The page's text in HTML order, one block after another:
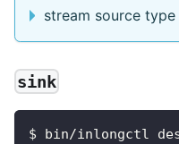
stream source type
sink
$ bin/inlongctl